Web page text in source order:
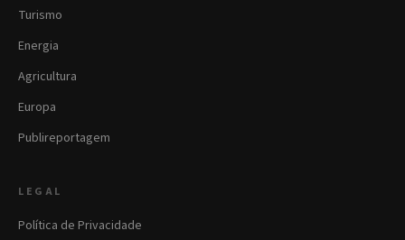
Turismo
Energia
Agricultura
Europa
Publireportagem
LEGAL
Política de Privacidade